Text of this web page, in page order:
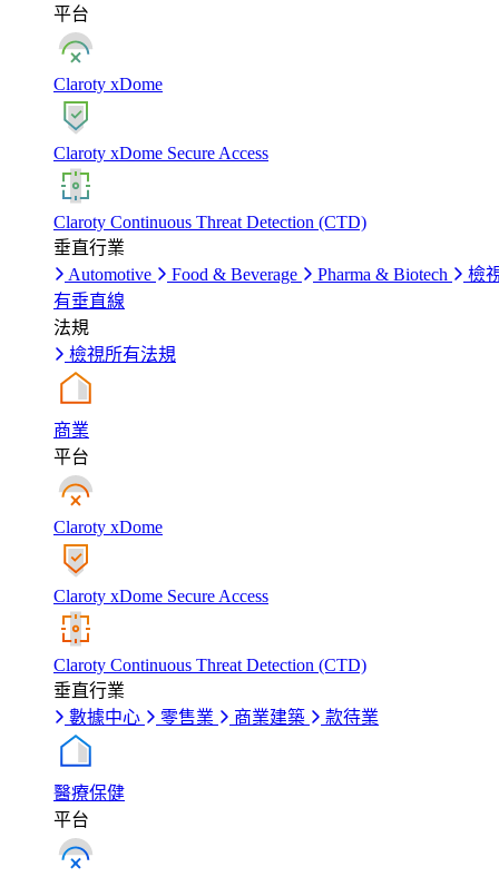
平台
Claroty xDome
Claroty xDome Secure Access
Claroty Continuous Threat Detection (CTD)
垂直行業
Automotive
Food & Beverage Pharma & Biotech
檢
有垂直線
法規
檢視所有法規
商業
平台
Claroty xDome
Claroty xDome Secure Access
Claroty Continuous Threat Detection (CTD)
垂直行業
數據中心
零售業 商業建築 款待業
醫療保健
平台